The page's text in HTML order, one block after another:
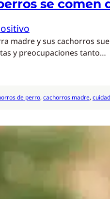
se comen
madre y sus cachorros
y preocupaciones tanto…
de perro, cachorros madre,